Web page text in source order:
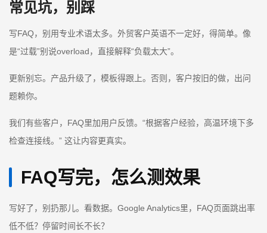
常见坑，别踩
写FAQ，别用专业术语太多。外贸客户英语不一定好，得简单。像
是“过载”别说overload，直接解释“负载太大”。
更新别忘。产品升级了，模板得跟上。否则，客户按旧的做，出问
题赖你。
我们有些客户，FAQ里加用户反馈。“根据客户经验，高温环境下多
检查连接线。” 这让内容更真实。
FAQ写完，怎么测效果
写好了，别扔那儿。看数据。Google Analytics里，FAQ页面跳出率
低不低？停留时间长不长？